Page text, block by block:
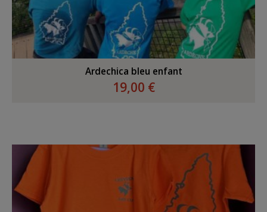
Ardechica bleu enfant
19,00 €